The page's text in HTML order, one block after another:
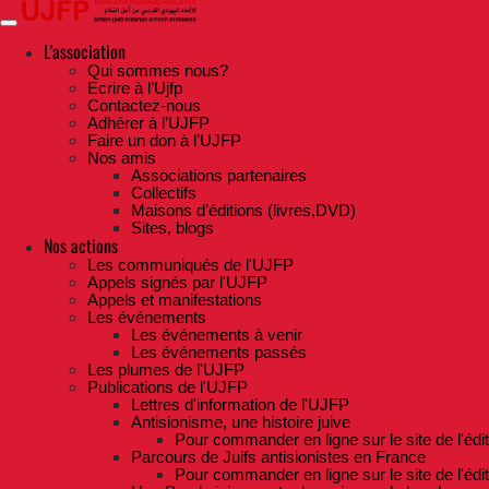
Skip
to
contentL'association
Qui sommes nous?
Ecrire à l’Ujfp
Contactez-nous
Adhérer à l’UJFP
Faire un don à l’UJFP
Nos amis
Associations partenaires
Collectifs
Maisons d’éditions (livres,DVD)
Sites, blogs
Nos actions
Les communiqués de l'UJFP
Appels signés par l'UJFP
Appels et manifestations
Les événements
Les événements à venir
Les événements passés
Les plumes de l'UJFP
Publications de l'UJFP
Lettres d'information de l'UJFP
Antisionisme, une histoire juive
Pour commander en ligne sur le site de
Parcours de Juifs antisionistes en France
Pour commander en ligne sur le site de